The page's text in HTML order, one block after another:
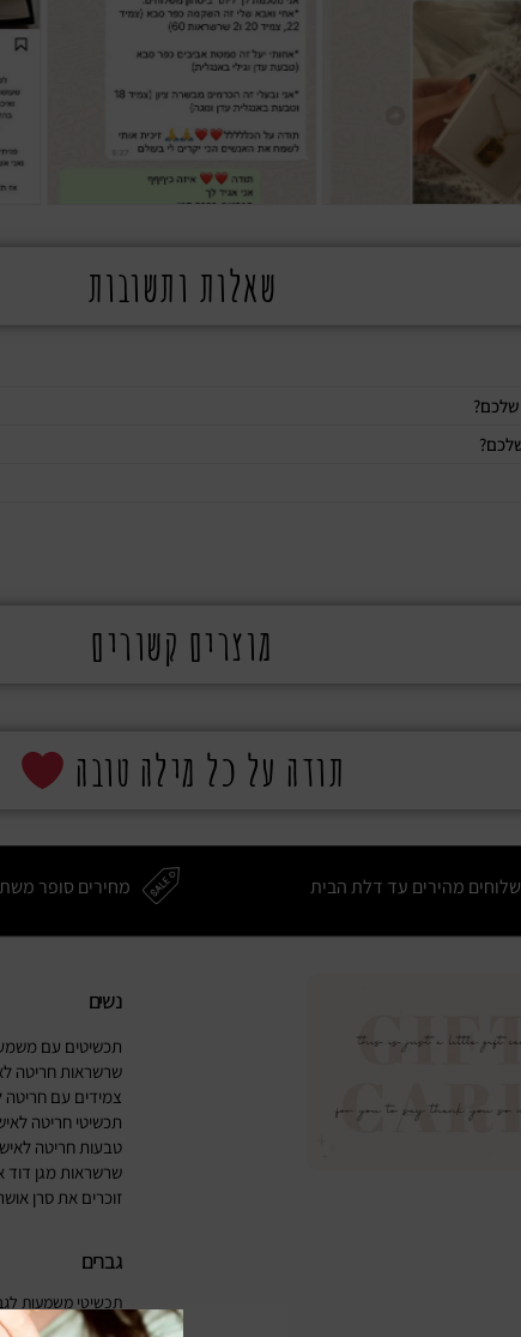
שאלות ותשובות
מוצרים קשורים
תודה על כל מילה טובה
מהירים עד דלת הבית מחירים סופר
נשים
תכשיטים עם
שרשראות חריטה
צמידים עם חריטה
תכשיטי חריטה
טבעות חריטה
שרשראות מגן דוד
זוכרים את סרן
גברים
תכשיטי משמעות
צמידים עם חריטה